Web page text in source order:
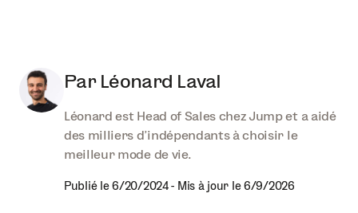
Par Léonard Laval
Léonard est Head of Sales chez Jump et a aidé
des milliers d'indépendants à choisir le
meilleur mode de vie.
Publié le 6/20/2024- Mis à jour le 6/9/2026